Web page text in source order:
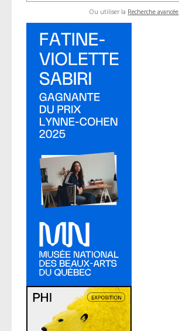
Ou utiliser la Recherche avancée